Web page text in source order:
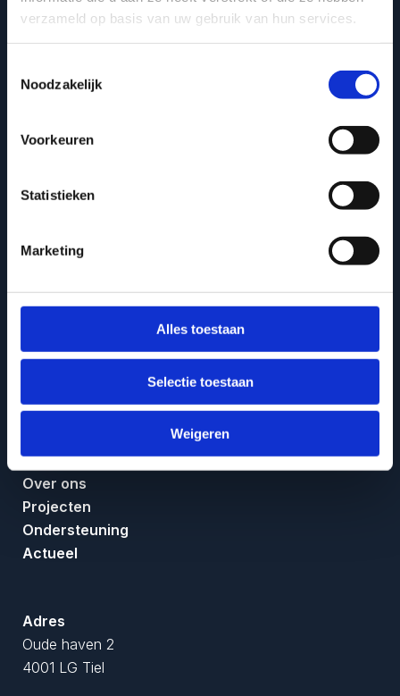
verzameld op basis van uw gebruik van hun services.
Noodzakelijk
Voorkeuren
Statistieken
Marketing
Alles toestaan
Selectie toestaan
Weigeren
Disclaimer|Privacy
Glaszetten
Over ons
Projecten
Ondersteuning
Actueel
Adres
Oude haven 2
4001 LG Tiel